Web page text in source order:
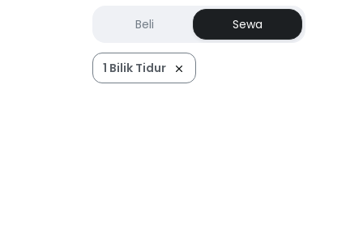
Beli Sewa
1 Bilik Tidur